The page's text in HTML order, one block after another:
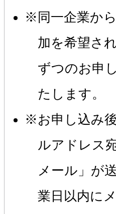
同一企業か
加を希望さ
ずつのお申
たします。
お申し込み
ルアドレス
メール」が
業日以内に